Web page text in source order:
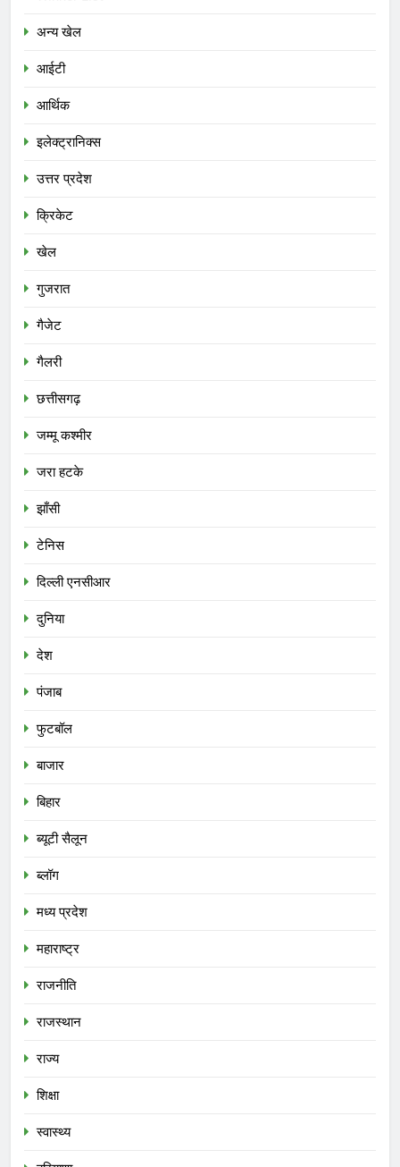
अन्य खेल
आईटी
आर्थिक
इलेक्ट्रानिक्स
उत्तर प्रदेश
क्रिकेट
खेल
गुजरात
गैजेट
गैलरी
छत्तीसगढ़
जम्मू कश्मीर
जरा हटके
झाँसी
टेनिस
दिल्ली एनसीआर
दुनिया
देश
पंजाब
फुटबॉल
बाजार
बिहार
ब्यूटी सैलून
ब्लॉग
मध्य प्रदेश
महाराष्ट्र
राजनीति
राजस्थान
राज्य
शिक्षा
स्वास्थ्य